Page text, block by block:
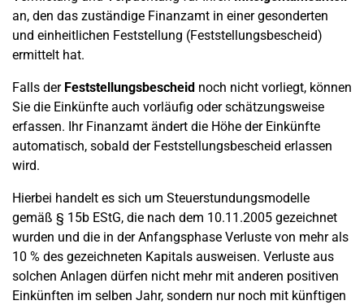
an, den das zuständige Finanzamt in einer gesonderten
und einheitlichen Feststellung (Feststellungsbescheid)
ermittelt hat.
Falls der Feststellungsbescheid noch nicht vorliegt, können
Sie die Einkünfte auch vorläufig oder schätzungsweise
erfassen. Ihr Finanzamt ändert die Höhe der Einkünfte
automatisch, sobald der Feststellungsbescheid erlassen
wird.
Hierbei handelt es sich um Steuerstundungsmodelle
gemäß § 15b EStG, die nach dem 10.11.2005 gezeichnet
wurden und die in der Anfangsphase Verluste von mehr als
10 % des gezeichneten Kapitals ausweisen. Verluste aus
solchen Anlagen dürfen nicht mehr mit anderen positiven
Einkünften im selben Jahr, sondern nur noch mit künftigen